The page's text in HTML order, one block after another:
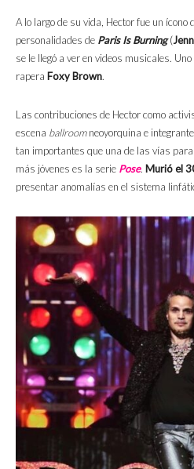
A lo largo de su vida, Hector fue un ícono
personalidades de Paris Is Burning(
se le llegó a ver en videos musicales.
rapera Foxy Brown.
Las contribuciones de Hector como
escena ballroomneoyorquina e
tan importantes que una de las vías
más jóvenes es la serie Pose. Murió el
presentar anomalías en el sistema